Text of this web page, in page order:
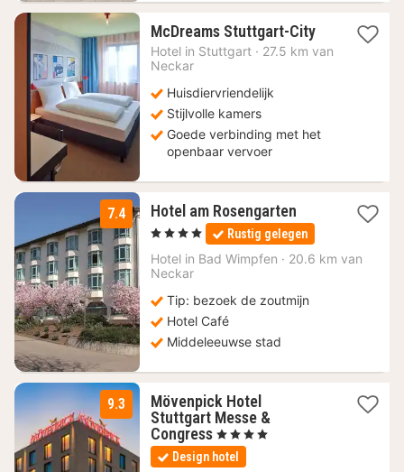
McDreams Stuttgart-City1
nacht
Hotel in Stuttgart · 27.5 km van
Neckar
Huisdiervriendelijk
Stijlvolle kamers
Goede verbinding met het
openbaar vervoer
7.4 Hotel am Rosengarten1
nacht
vanaf
91
, 4 Sterren Rustig gelegen
Hotel in Bad Wimpfen · 20.6 km van
Neckar
Tip: bezoek de zoutmijn
Hotel Café
Middeleeuwse stad
9.3
Mövenpick Hotel
Stuttgart Messe &
Congress 2
nachten
vanaf
, 4 Sterren
Design hotel